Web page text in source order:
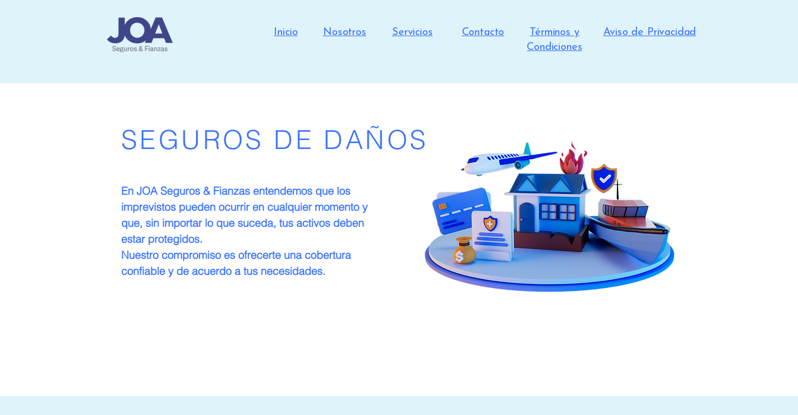
Inicio Nosotros Servicios Contacto
Términos y
Condiciones
Aviso de Privacidad
SEGUROS DE DAÑOS
En JOA Seguros & Fianzas entendemos que los
imprevistos pueden ocurrir en cualquier momento y
que, sin importar lo que suceda, tus activos deben
estar protegidos.
Nuestro compromiso es ofrecerte una cobertura
confiable y de acuerdo a tus necesidades.